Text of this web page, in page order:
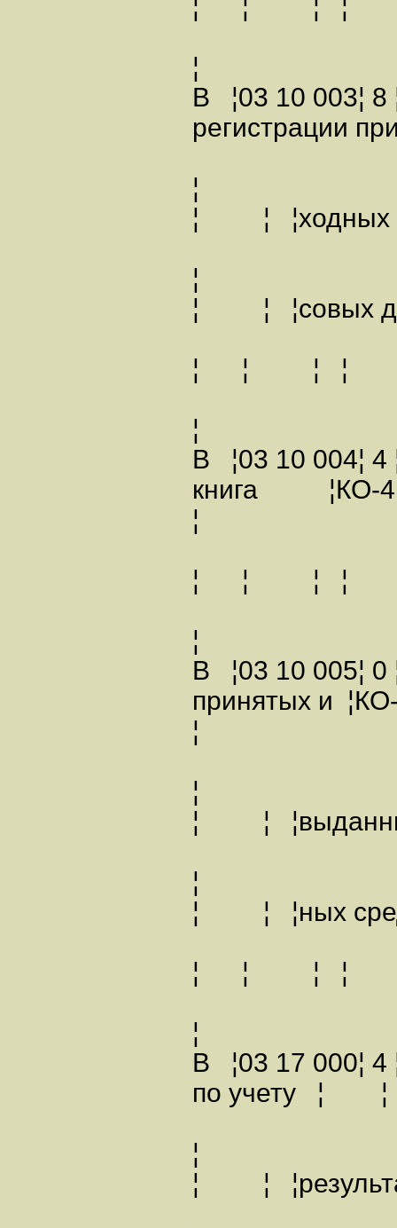
¦ ¦ ¦
¦
В ¦03 10 003¦ 8
регистрации
¦
¦ ¦ ¦ходных
¦
¦ ¦
¦ ¦ ¦
¦
В ¦03 10 004¦ 4
книга
¦
¦ ¦ ¦
¦
В ¦03 10 005¦ 0
принятых и
¦
¦
¦ ¦
¦
¦ ¦ ¦ных
¦ ¦ ¦
¦
В ¦03 17 000¦ 4
по учету
¦
¦ ¦